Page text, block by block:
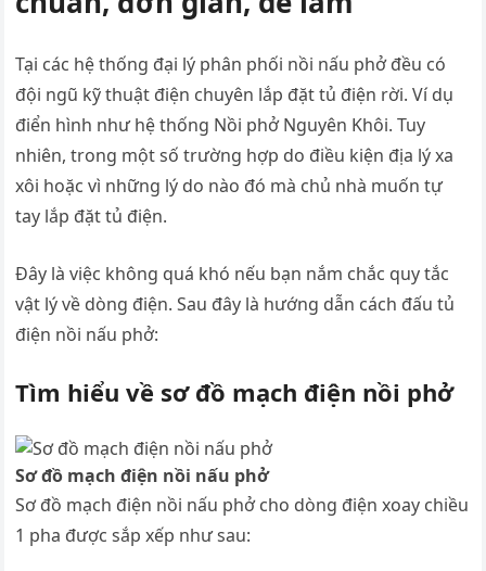
Tại các hệ thống đại lý phân phối nồi nấu phở đều có
đội ngũ kỹ thuật điện chuyên lắp đặt tủ điện rời. Ví dụ
điển hình như hệ thống Nồi phở Nguyên Khôi. Tuy
nhiên, trong một số trường hợp do điều kiện địa lý xa
xôi hoặc vì những lý do nào đó mà chủ nhà muốn tự
tay lắp đặt tủ điện.
Đây là việc không quá khó nếu bạn nắm chắc quy tắc
vật lý về dòng điện. Sau đây là hướng dẫn cách đấu tủ
điện nồi nấu phở:
Tìm hiểu về sơ đồ mạch điện nồi phở
Sơ đồ mạch điện nồi nấu phở
Sơ đồ mạch điện nồi nấu phở cho dòng điện xoay chiều
1 pha được sắp xếp như sau: